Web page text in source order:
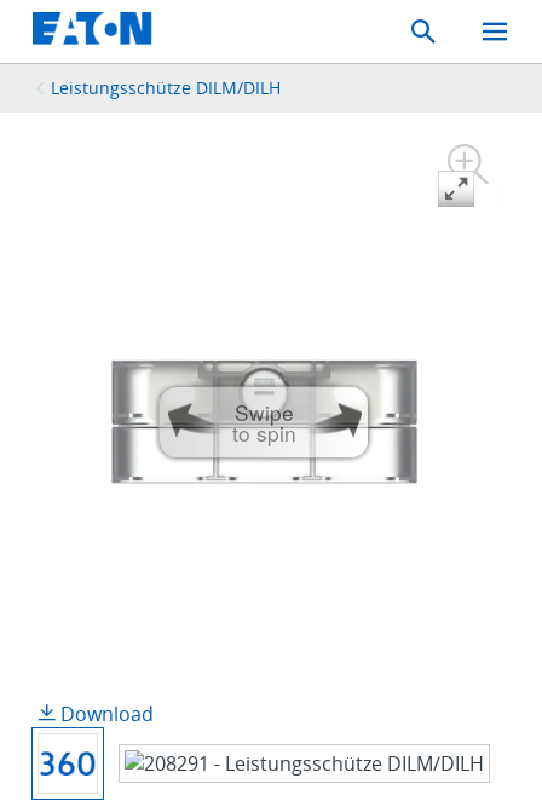
Search
Toggle
Mobile
Leistungsschütze DILM/DILH
Swipe
to spin
Download